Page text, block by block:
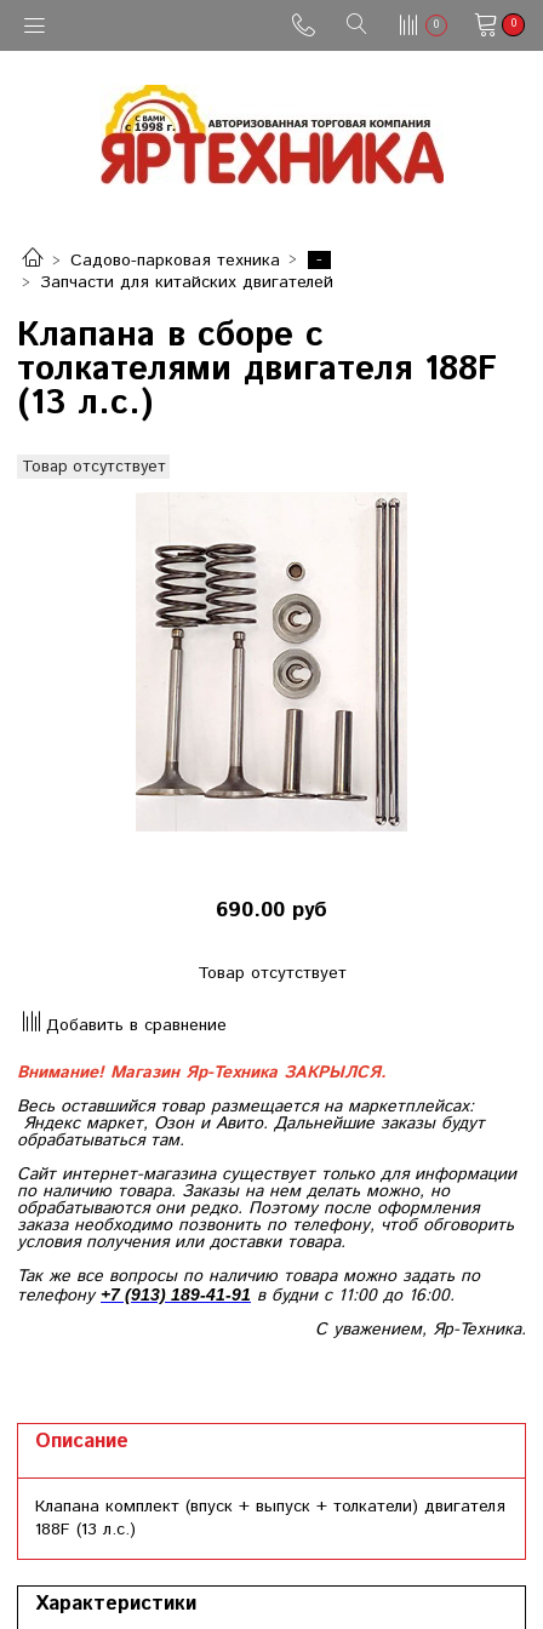
0 0
Садово-парковая техника
-
Запчасти для китайских двигателей
Клапана в сборе с
толкателями двигателя 188F
(13 л.с.)
Товар отсутствует
690.00 руб
Товар отсутствует
Добавить в сравнение
Внимание! Магазин Яр-Техника ЗАКРЫЛСЯ.
Весь оставшийся товар размещается на маркетплейсах:
Яндекс маркет, Озон и Авито. Дальнейшие заказы будут
обрабатываться там.
Сайт интернет-магазина существует только для информации
по наличию товара. Заказы на нем делать можно, но
обрабатываются они редко. Поэтому после оформления
заказа необходимо позвонить по телефону, чтоб обговорить
условия получения или доставки товара.
Так же все вопросы по наличию товара можно задать по
телефону+7 (913) 189-41-91 в будни с 11:00 до 16:00.
С уважением, Яр-Техника.
Описание
Клапана комплект (впуск + выпуск + толкатели) двигателя
188F (13 л.с.)
Характеристики